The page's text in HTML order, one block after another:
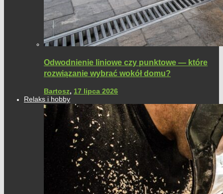
Odwodnienie liniowe czy punktowe — które
rozwiązanie wybrać wokół domu?
Bartosz, 17 lipca 2026
Relaks i hobby